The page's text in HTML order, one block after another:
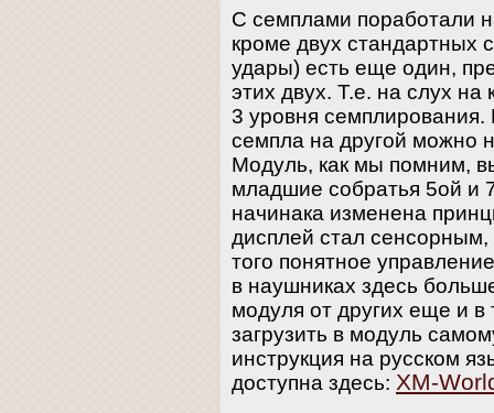
С семплами поработали
кроме двух стандартных
удары) есть еще один,
этих двух. Т.е. на слух
3 уровня
семпла на другой можно
Модуль, как мы помним,
младшие собратья 5ой и
начинака изменена
дисплей стал
того понятное
в наушниках здесь
модуля от других еще и
загрузить в модуль
инструкция на русском
доступна здесь: XM-